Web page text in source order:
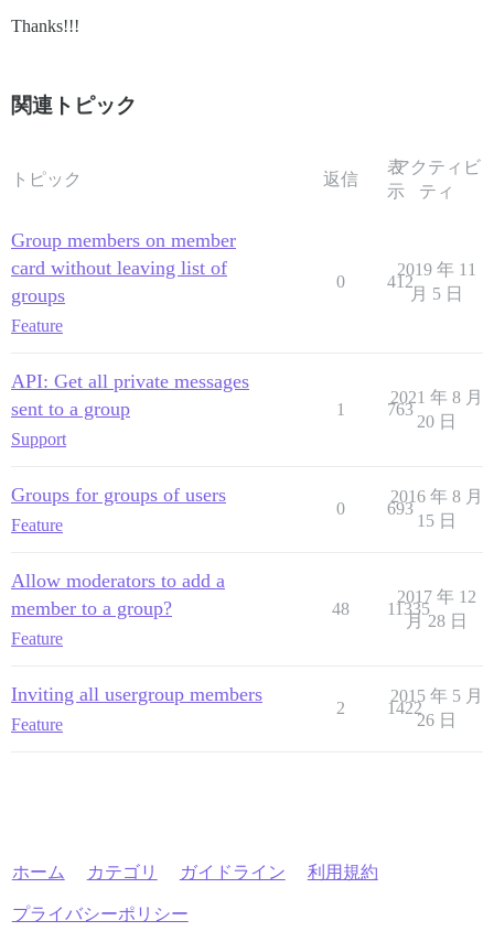
Thanks!!!
関連トピック
トピック 返信
表
示
アクティビ
ティ
Group members on member
card without leaving list of
groups
Feature
0 412
2019 年 11
月 5 日
API: Get all private messages
sent to a group
Support
1 763
2021 年 8 月
20 日
Groups for groups of users
Feature
0 693
2016 年 8 月
15 日
Allow moderators to add a
member to a group?
Feature
48 11335
2017 年 12
月 28 日
Inviting all usergroup members
Feature
2 1422
2015 年 5 月
26 日
ホーム カテゴリ ガイドライン 利用規約
プライバシーポリシー